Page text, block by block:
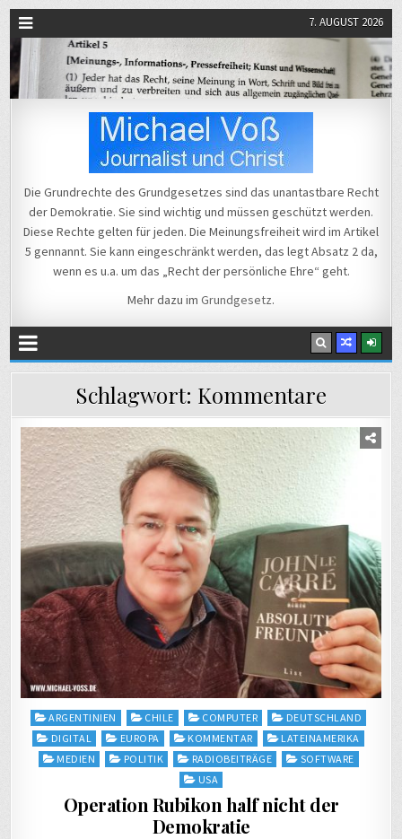
7. AUGUST 2026
Michael Voß
Die Grundrechte des Grundgesetzes sind das unantastbare Recht
der Demokratie. Sie sind wichtig und müssen geschützt werden.
Diese Rechte gelten für jeden. Die Meinungsfreiheit wird im Artikel
5 gennannt. Sie kann eingeschränkt werden, das legt Absatz 2 da,
wenn es u.a. um das „Recht der persönliche Ehre“ geht.
Mehr dazu im Grundgesetz.
Schlagwort: Kommentare
Posted
in
ARGENTINIEN CHILE COMPUTER
DEUTSCHLAND
DIGITAL
EUROPA KOMMENTAR
LATEINAMERIKA
MEDIEN
POLITIK RADIOBEITRÄGE
SOFTWARE
USA
Operation Rubikon half nicht der
Demokratie